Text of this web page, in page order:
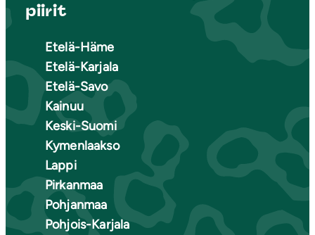
piirit
Etelä-Häme
Etelä-Karjala
Etelä-Savo
Kainuu
Keski-Suomi
Kymenlaakso
Lappi
Pirkanmaa
Pohjanmaa
Pohjois-Karjala